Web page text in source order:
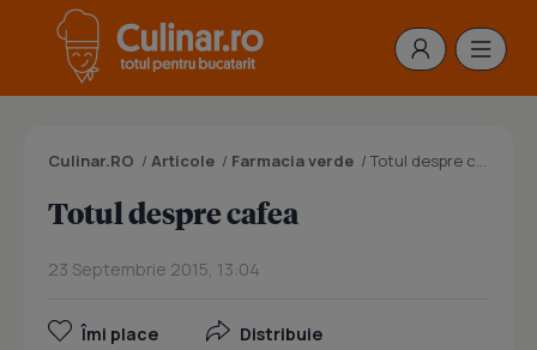
Culinar.RO / Articole / Farmacia verde /Totul despre cafea
Totul despre cafea
23 Septembrie 2015, 13:04
Îmi place Distribuie